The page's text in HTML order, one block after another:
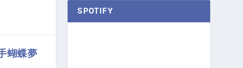
蝴蝶夢
SPOTIFY